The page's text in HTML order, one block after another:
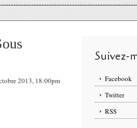
2013, 18:00pm
Suivez-
Facebook
Twitter
RSS